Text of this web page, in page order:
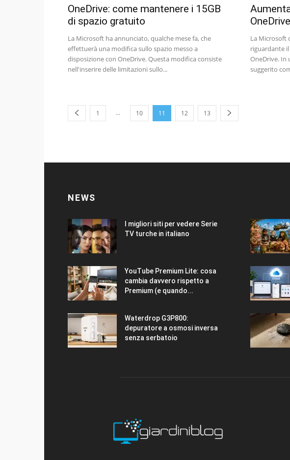
OneDrive: come mantenere i 15GB
di spazio gratuito
La Microsoft ha annunciato, qualche mese fa, che
effettuerà una modifica sullo spazio messo a
disposizione con OneDrive. Questa modifica consiste
nell'inserire delle limitazioni sullo...
La Microsoft
riguardante
OneDrive. In
suggerito
1 ... 10 11 12 13
NEWS
I migliori siti per vedere Serie
TV turche in italiano
YouTube Premium Lite: cosa
cambia davvero rispetto a
Premium (e quando...
Waterdrop G3P800:
depuratore a osmosi inversa
senza serbatoio